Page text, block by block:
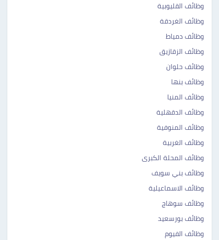
وظائف القليوبية
وظائف الغردقة
وظائف دمياط
وظائف الزقازيق
وظائف حلوان
وظائف بنها
وظائف المنيا
وظائف الدقهلية
وظائف المنوفية
وظائف الغربية
وظائف المحلة الكبرى
وظائف بني سويف
وظائف الاسماعيلية
وظائف سوهاج
وظائف بورسعيد
وظائف الفيوم